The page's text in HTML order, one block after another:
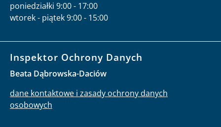
poniedziałki 9:00 - 17:00
wtorek - piątek 9:00 - 15:00
Inspektor Ochrony Danych
Beata Dąbrowska-Daciów
dane kontaktowe i zasady ochrony danych
osobowych